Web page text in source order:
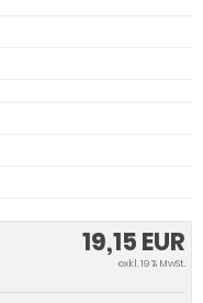
19,15 EUR
exkl. 19 % MwSt.